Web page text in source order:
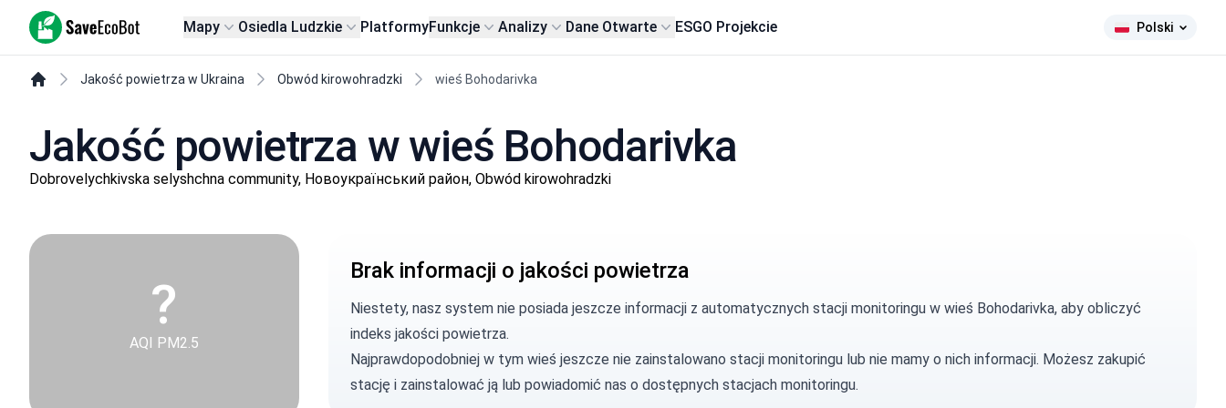
SaveEcoBot Mapy Osiedla Ludzkie PlatformyFunkcje Analizy Dane Otwarte ESGO Projekcie Polski
Jakość powietrza w Ukraina Obwód kirowohradzki wieś Bohodarivka
Jakość powietrza w wieś Bohodarivka
Dobrovelychkivska selyshchna community, Новоукраїнський район, Obwód kirowohradzki
?
AQI PM2.5
Brak informacji o jakości powietrza
Niestety, nasz system nie posiada jeszcze informacji z automatycznych stacji monitoringu w wieś Bohodarivka, aby obliczyć
indeks jakości powietrza.
Najprawdopodobniej w tym wieś jeszcze nie zainstalowano stacji monitoringu lub nie mamy o nich informacji. Możesz zakupić
stację i zainstalować ją lub powiadomić nas o dostępnych stacjach monitoringu.